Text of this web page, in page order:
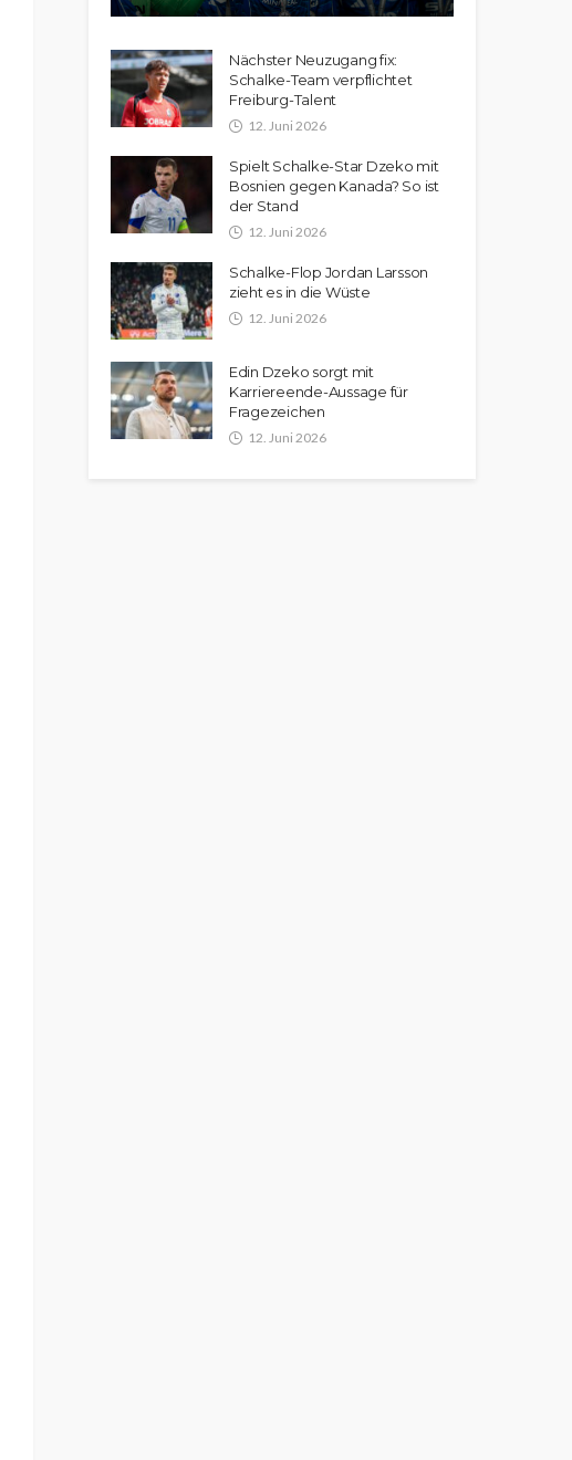
Nächster Neuzugang fix:
Schalke-Team verpflichtet
Freiburg-Talent
12. Juni 2026
Spielt Schalke-Star Dzeko mit
Bosnien gegen Kanada? So ist
der Stand
12. Juni 2026
Schalke-Flop Jordan Larsson
zieht es in die Wüste
12. Juni 2026
Edin Dzeko sorgt mit
Karriereende-Aussage für
Fragezeichen
12. Juni 2026